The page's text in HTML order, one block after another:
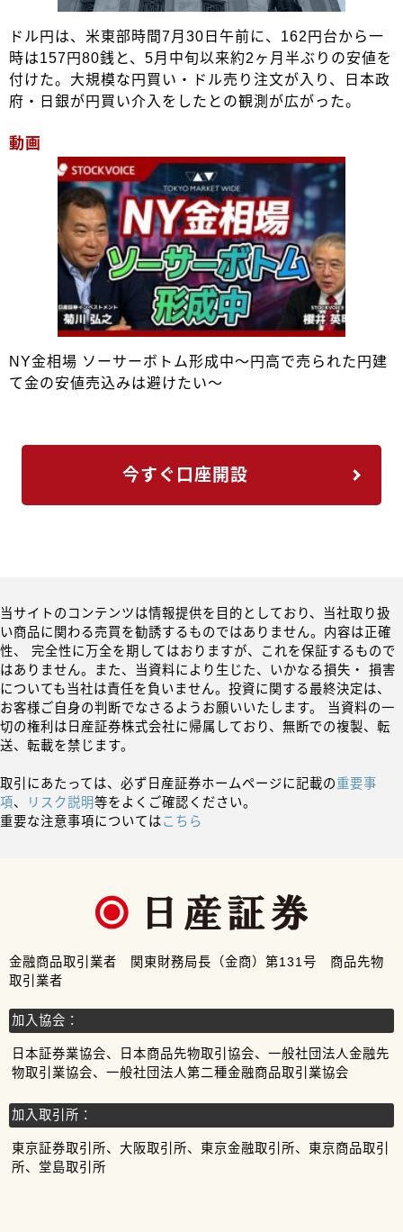
ドル円は、米東部時間7月30日午前に、162円台から一
時は157円80銭と、5月中旬以来約2ヶ月半ぶりの安値を
付けた。大規模な円買い・ドル売り注文が入り、日本政
府・日銀が円買い介入をしたとの観測が広がった。
動画
NY金相場 ソーサーボトム形成中～円高で売られた円建
て金の安値売込みは避けたい～
今すぐ口座開設
当サイトのコンテンツは情報提供を目的としており、当社取り扱
い商品に関わる売買を勧誘するものではありません。内容は正確
性、 完全性に万全を期してはおりますが、これを保証するもので
はありません。また、当資料により生じた、いかなる損失・ 損害
についても当社は責任を負いません。投資に関する最終決定は、
お客様ご自身の判断でなさるようお願いいたします。 当資料の一
切の権利は日産証券株式会社に帰属しており、無断での複製、転
送、転載を禁じます。
取引にあたっては、必ず日産証券ホームページに記載の重要事
項、 リスク説明等をよくご確認ください。
重要な注意事項についてはこちら
金融商品取引業者 関東財務局長（金商）第131号 商品先物
取引業者
加入協会：
日本証券業協会、日本商品先物取引協会、一般社団法人金融先
物取引業協会、一般社団法人第二種金融商品取引業協会
加入取引所：
東京証券取引所、大阪取引所、東京金融取引所、東京商品取引
所、堂島取引所